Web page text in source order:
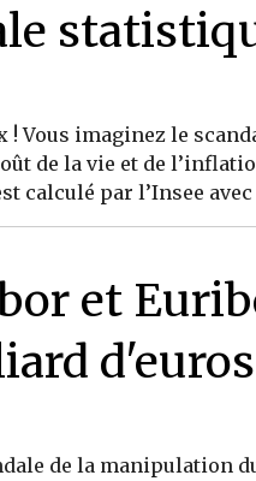
! Vous imaginez le
de la vie et de
calculé par l’Insee
et
de la manipulation